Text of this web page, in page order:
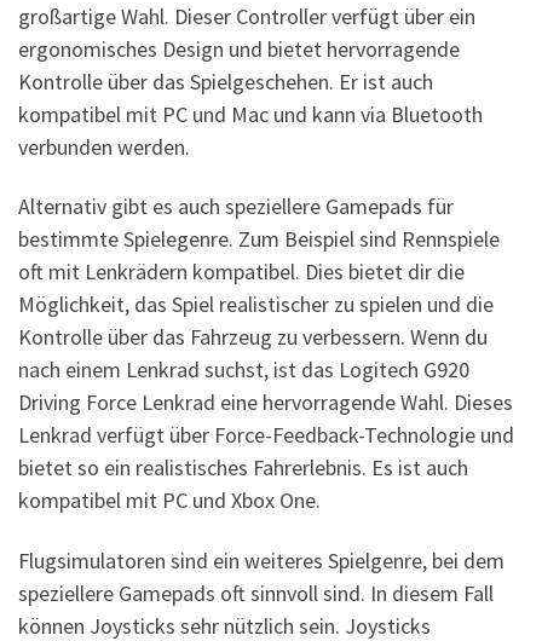
großartige Wahl. Dieser Controller verfügt über ein
ergonomisches Design und bietet hervorragende
Kontrolle über das Spielgeschehen. Er ist auch
kompatibel mit PC und Mac und kann via Bluetooth
verbunden werden.
Alternativ gibt es auch speziellere Gamepads für
bestimmte Spielegenre. Zum Beispiel sind Rennspiele
oft mit Lenkrädern kompatibel. Dies bietet dir die
Möglichkeit, das Spiel realistischer zu spielen und die
Kontrolle über das Fahrzeug zu verbessern. Wenn du
nach einem Lenkrad suchst, ist das Logitech G920
Driving Force Lenkrad eine hervorragende Wahl. Dieses
Lenkrad verfügt über Force-Feedback-Technologie und
bietet so ein realistisches Fahrerlebnis. Es ist auch
kompatibel mit PC und Xbox One.
Flugsimulatoren sind ein weiteres Spielgenre, bei dem
speziellere Gamepads oft sinnvoll sind. In diesem Fall
können Joysticks sehr nützlich sein. Joysticks